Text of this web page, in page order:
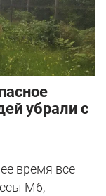
убрали с
время все
М6,